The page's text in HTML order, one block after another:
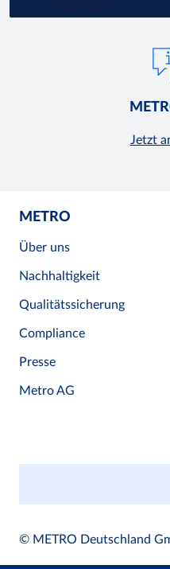
Jetzt
METRO
Über uns
Nachhaltigkeit
Qualitätssicherung
Compliance
Presse
Metro AG
© METRO Deutschland